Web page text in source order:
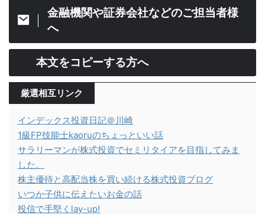
金融機関や証券会社などのご担当者様
へ
本文をコピーする方へ
厳選相互リンク
インデックス投資日記＠川崎
1級FP技能士kaoruのちょっといい話
サラリーマンが株式投資でセミリタイアを目指してみま
した。
株主優待と高配当株を買い続ける株式投資ブログ
いつか子供に伝えたいお金の話
投信で手堅くlay-up!